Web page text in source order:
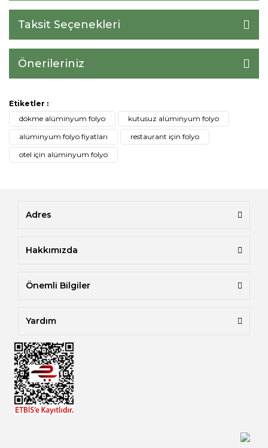
Taksit Seçenekleri
Önerileriniz
Etiketler :
dökme alüminyum folyo
kutusuz alüminyum folyo
alüminyum folyo fiyatları
restaurant için folyo
otel için alüminyum folyo
Adres
Hakkımızda
Önemli Bilgiler
Yardım